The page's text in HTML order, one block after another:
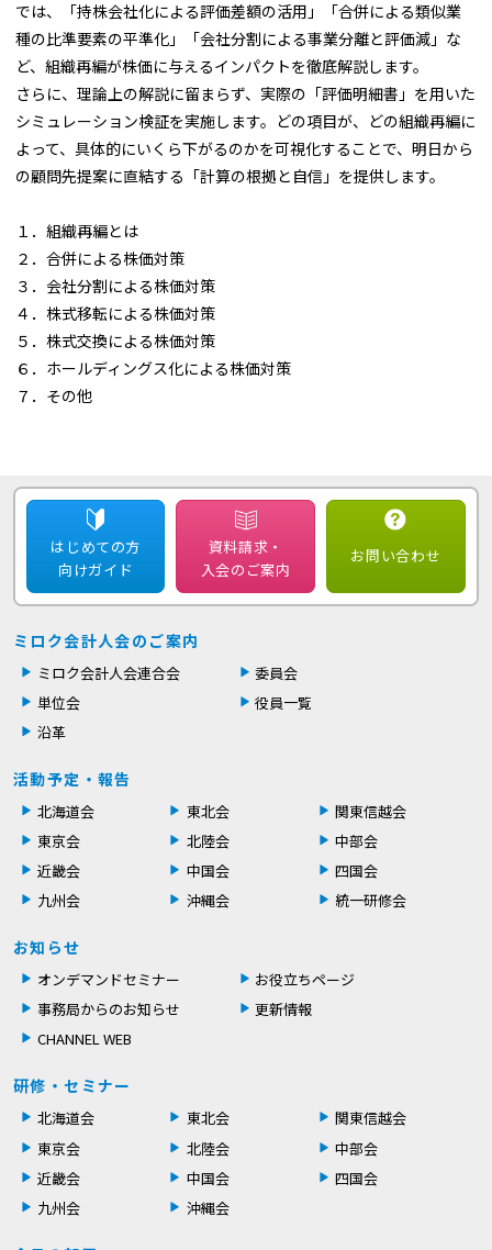
では、「持株会社化による評価差額の活用」「合併による類似業
種の比準要素の平準化」「会社分割による事業分離と評価減」な
ど、組織再編が株価に与えるインパクトを徹底解説します。
さらに、理論上の解説に留まらず、実際の「評価明細書」を用いた
シミュレーション検証を実施します。どの項目が、どの組織再編に
よって、具体的にいくら下がるのかを可視化することで、明日から
の顧問先提案に直結する「計算の根拠と自信」を提供します。
１．組織再編とは
２．合併による株価対策
３．会社分割による株価対策
４．株式移転による株価対策
５．株式交換による株価対策
６．ホールディングス化による株価対策
７．その他
はじめての方
向けガイド
資料請求・
入会のご案内
お問い合わせ
ミロク会計人会のご案内
ミロク会計人会連合会
委員会
単位会
役員一覧
沿革
活動予定・報告
北海道会 東北会
関東信越会
東京会
北陸会
中部会
近畿会
中国会
四国会
九州会
沖縄会 統一研修会
お知らせ
オンデマンドセミナー
お役立ちページ
事務局からのお知らせ
更新情報
CHANNEL WEB
研修・セミナー
北海道会 東北会
関東信越会
東京会
北陸会
中部会
近畿会
中国会
四国会
九州会
沖縄会